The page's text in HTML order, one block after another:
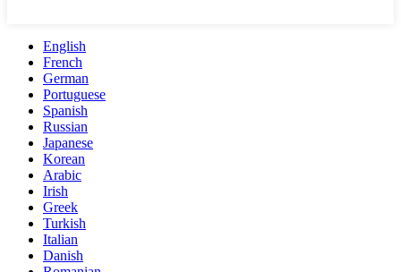
English
French
German
Portuguese
Spanish
Russian
Japanese
Korean
Arabic
Irish
Greek
Turkish
Italian
Danish